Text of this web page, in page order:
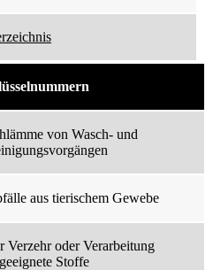
von Wasch- und
aus tierischem Gewebe
Verzehr oder Verarbeitung
Stoffe